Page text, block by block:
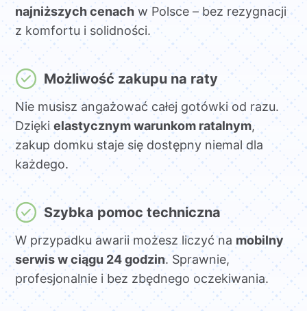
najniższych cenachw Polsce – bez rezygnacji
z komfortu i solidności.
Możliwość zakupu na raty
Nie musisz angażować całej gotówki od razu.
Dziękielastycznym warunkom ratalnym,
zakup domku staje się dostępny niemal dla
każdego.
Szybka pomoc techniczna
W przypadku awarii możesz liczyć na mobilny
serwis w ciągu 24 godzin. Sprawnie,
profesjonalnie i bez zbędnego oczekiwania.